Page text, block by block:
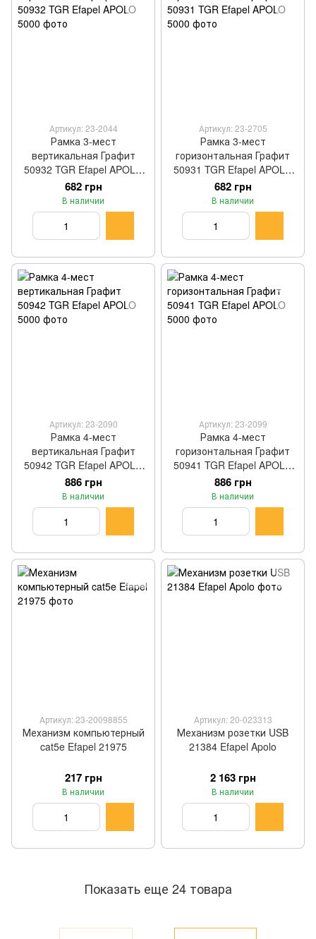
Артикул: 23-2044
Рамка 3-мест
вертикальная Графит
50932 TGR Efapel APOLO
5000
682 грн
В наличии
Артикул: 23-2705
Рамка 3-мест
горизонтальная Графит
50931 TGR Efapel APOLO
5000
682 грн
В наличии
Артикул: 23-2090
Рамка 4-мест
вертикальная Графит
50942 TGR Efapel APOLO
5000
886 грн
В наличии
Артикул: 23-2099
Рамка 4-мест
горизонтальная Графит
50941 TGR Efapel APOLO
5000
886 грн
В наличии
Артикул: 23-20098855
Механизм компьютерный
cat5e Efapel 21975
217 грн
В наличии
Артикул: 20-023313
Механизм розетки USB
21384 Efapel Apolo
2 163 грн
В наличии
Показать еще 24 товара